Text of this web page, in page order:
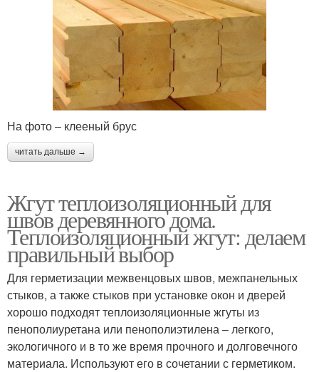
На фото – клееный брус
читать дальше →
Жгут теплоизоляционный для
швов деревянного дома.
Теплоизоляционный жгут: делаем
правильный выбор
Для герметизации межвенцовых швов, межпанельных
стыков, а также стыков при установке окон и дверей
хорошо подходят теплоизоляционные жгуты из
пенополиуретана или пенополиэтилена – легкого,
экологичного и в то же время прочного и долговечного
материала. Используют его в сочетании с герметиком.